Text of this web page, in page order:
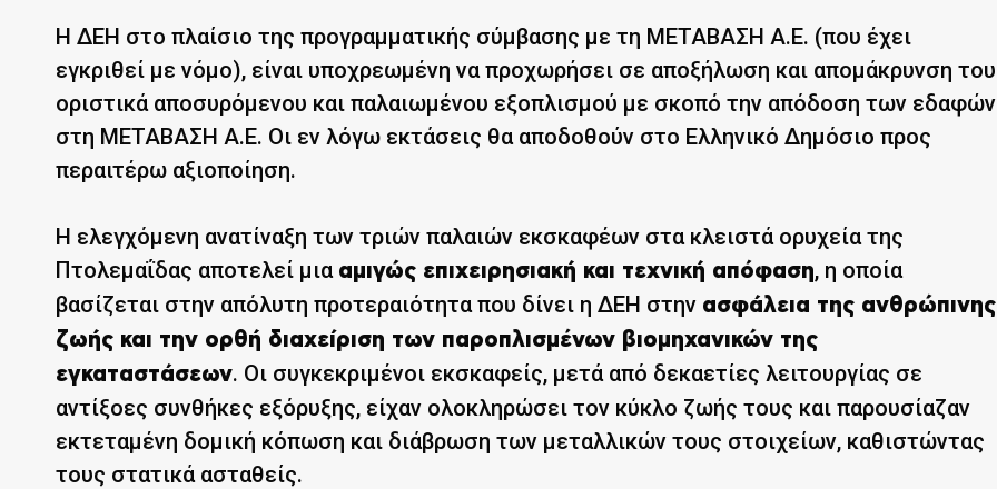
Η ΔΕΗ στο πλαίσιο της προγραμματικής σύμβασης με τη ΜΕΤΑΒΑΣΗ Α.Ε. (που έχει
εγκριθεί με νόμο), είναι υποχρεωμένη να προχωρήσει σε αποξήλωση και απομάκρυνση του
οριστικά αποσυρόμενου και παλαιωμένου εξοπλισμού με σκοπό την απόδοση των εδαφών
στη ΜΕΤΑΒΑΣΗ Α.Ε. Οι εν λόγω εκτάσεις θα αποδοθούν στο Ελληνικό Δημόσιο προς
περαιτέρω αξιοποίηση.
Η ελεγχόμενη ανατίναξη των τριών παλαιών εκσκαφέων στα κλειστά ορυχεία της
Πτολεμαΐδας αποτελεί μια αμιγώς επιχειρησιακή και τεχνική απόφαση, η οποία
βασίζεται στην απόλυτη προτεραιότητα που δίνει η ΔΕΗ στην ασφάλεια της ανθρώπινης
ζωής και την ορθή διαχείριση των παροπλισμένων βιομηχανικών της
εγκαταστάσεων. Οι συγκεκριμένοι εκσκαφείς, μετά από δεκαετίες λειτουργίας σε
αντίξοες συνθήκες εξόρυξης, είχαν ολοκληρώσει τον κύκλο ζωής τους και παρουσίαζαν
εκτεταμένη δομική κόπωση και διάβρωση των μεταλλικών τους στοιχείων, καθιστώντας
τους στατικά ασταθείς.